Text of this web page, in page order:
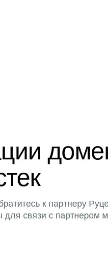
к партнеру
для связи с партнером